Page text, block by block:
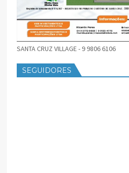
SANTA CRUZ VILLAGE - 9 9806 6106
SEGUIDORES